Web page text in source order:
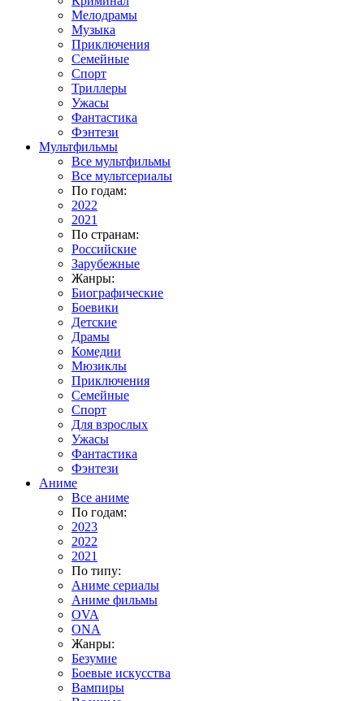
Мелодрамы
Музыка
Приключения
Семейные
Спорт
Триллеры
Ужасы
Фантастика
Фэнтези
Мультфильмы
Все мультфильмы
Все мультсериалы
По годам:
2022
2021
По странам:
Российские
Зарубежные
Жанры:
Биографические
Боевики
Детские
Драмы
Комедии
Мюзиклы
Приключения
Семейные
Спорт
Для взрослых
Ужасы
Фантастика
Фэнтези
Аниме
Все аниме
По годам:
2023
2022
2021
По типу:
Аниме сериалы
Аниме фильмы
OVA
ONA
Жанры:
Безумие
Боевые искусства
Вампиры